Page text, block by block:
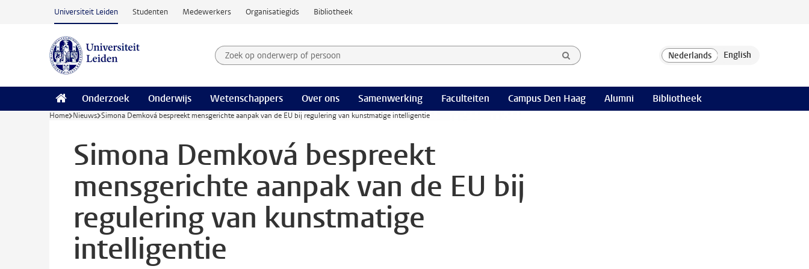
Ga naar hoofdinhoud
Universiteit Leiden Studenten Medewerkers Organisatiegids Bibliotheek
Zoek op onderwerp of persoon en selecteer categorie
Zoekterm
Onderzoek Onderwijs Wetenschappers Over ons Samenwerking Faculteiten Campus Den Haag Alumni Bibliotheek
Home Nieuws Simona Demková bespreekt mensgerichte aanpak van de EU bij regulering van kunstmatige intelligentie
Simona Demková bespreekt
mensgerichte aanpak van de EU bij
regulering van kunstmatige
intelligentie